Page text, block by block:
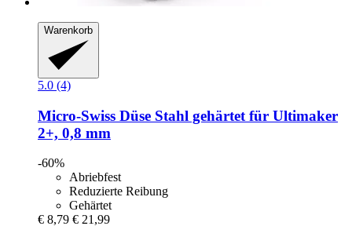
Warenkorb
5.0 (4)
Micro-Swiss Düse Stahl gehärtet für Ultimaker
2+, 0,8 mm
-60%
Abriebfest
Reduzierte Reibung
Gehärtet
€ 8,79 € 21,99